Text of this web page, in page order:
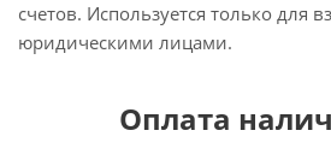
счетов. Используется только для
юридическими лицами.
Оплата